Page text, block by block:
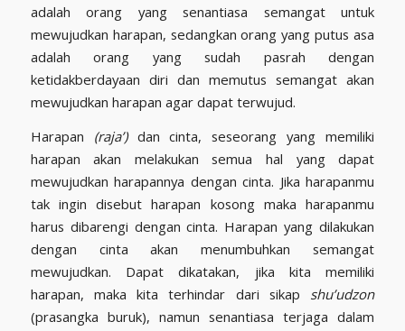
adalah orang yang senantiasa semangat untuk
mewujudkan harapan, sedangkan orang yang putus asa
adalah orang yang sudah pasrah dengan
ketidakberdayaan diri dan memutus semangat akan
mewujudkan harapan agar dapat terwujud.
Harapan (raja’)dan cinta, seseorang yang memiliki
harapan akan melakukan semua hal yang dapat
mewujudkan harapannya dengan cinta. Jika harapanmu
tak ingin disebut harapan kosong maka harapanmu
harus dibarengi dengan cinta. Harapan yang dilakukan
dengan cinta akan menumbuhkan semangat
mewujudkan. Dapat dikatakan, jika kita memiliki
harapan, maka kita terhindar dari sikap shu’udzon
(prasangka buruk), namun senantiasa terjaga dalam